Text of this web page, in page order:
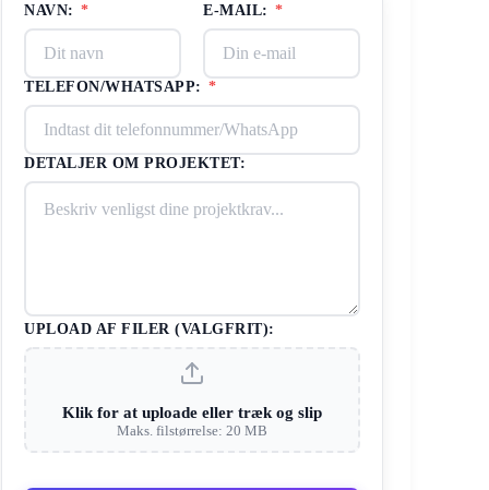
NAVN: * E-MAIL: *
TELEFON/WHATSAPP: *
DETALJER OM PROJEKTET:
UPLOAD AF FILER (VALGFRIT):
Klik for at uploade eller træk og slip
Maks. filstørrelse: 20 MB